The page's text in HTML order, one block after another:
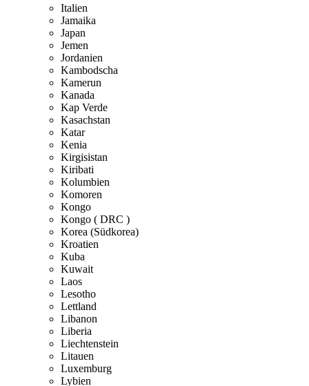
Italien
Jamaika
Japan
Jemen
Jordanien
Kambodscha
Kamerun
Kanada
Kap Verde
Kasachstan
Katar
Kenia
Kirgisistan
Kiribati
Kolumbien
Komoren
Kongo
Kongo ( DRC )
Korea (Südkorea)
Kroatien
Kuba
Kuwait
Laos
Lesotho
Lettland
Libanon
Liberia
Liechtenstein
Litauen
Luxemburg
Lybien